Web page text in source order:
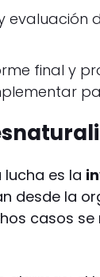
evaluación
final y
es la
desde la
casos